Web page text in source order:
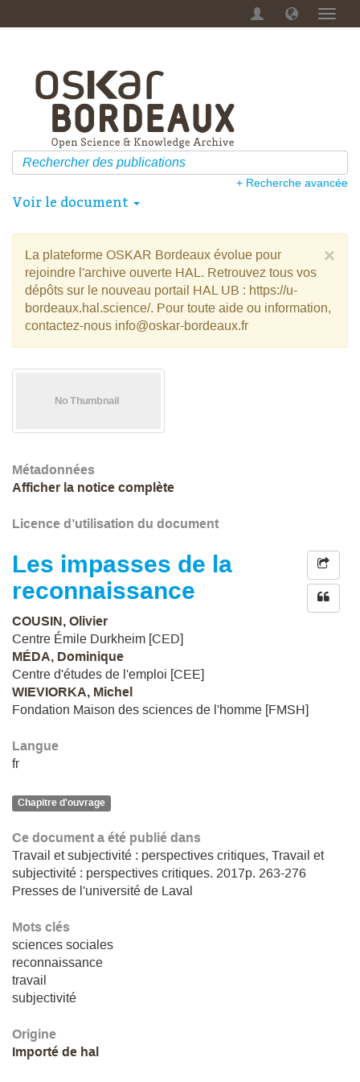
Menu
+ Recherche avancée
Voir le document
×
La plateforme OSKAR Bordeaux évolue pour
rejoindre l'archive ouverte HAL. Retrouvez tous vos
dépôts sur le nouveau portail HAL UB : https://u-
bordeaux.hal.science/. Pour toute aide ou information,
contactez-nous info@oskar-bordeaux.fr
Métadonnées
Afficher la notice complète
Licence d’utilisation du document
Les impasses de la
reconnaissance
COUSIN, Olivier
Centre Émile Durkheim [CED]
MÉDA, Dominique
Centre d'études de l'emploi [CEE]
WIEVIORKA, Michel
Fondation Maison des sciences de l'homme [FMSH]
Langue
fr
Chapitre d'ouvrage
Ce document a été publié dans
Travail et subjectivité : perspectives critiques, Travail et
subjectivité : perspectives critiques. 2017p. 263-276
Presses de l'université de Laval
Mots clés
sciences sociales
reconnaissance
travail
subjectivité
Origine
Importé de hal